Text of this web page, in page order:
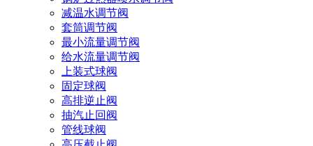
减温水调节阀
套筒调节阀
最小流量调节阀
给水流量调节阀
上装式球阀
固定球阀
高排逆止阀
抽汽止回阀
管线球阀